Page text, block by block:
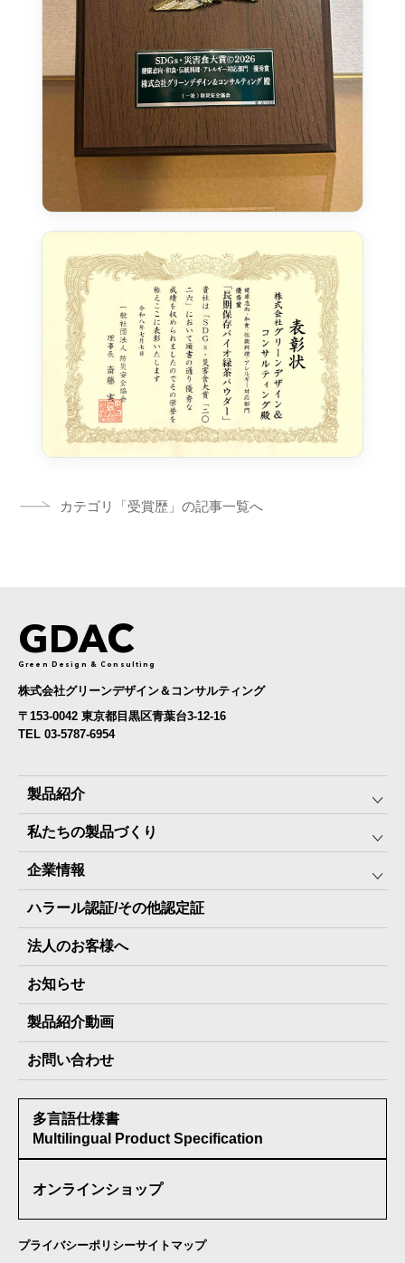
カテゴリ「受賞歴」の記事一覧へ
GDAC
Green Design & Consulting
株式会社グリーンデザイン＆コンサルティング
〒153-0042 東京都目黒区青葉台3-12-16
TEL 03-5787-6954
製品紹介
みんなの保存⾷
The Next Dekade10年保存
The Next Dekade7年保存
JARAペットフード7年保存
その他製品
私たちの製品づくり
SDGSへの取り組み
JARA(ペット⽤防災備蓄⾷)について
地産地消パッケージについて
企業情報
社⻑ご挨拶
スタッフ紹介
会社概要
製品納入実績
情報セキュリティ基本方針
受賞歴
ハラール認証/その他認定証
法人のお客様へ
お知らせ
製品紹介動画
お問い合わせ
多言語仕様書
Multilingual Product Specification
オンラインショップ
プライバシーポリシーサイトマップ